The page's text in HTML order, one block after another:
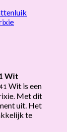
Wit
Wit is een
Met dit
uit. Het
te